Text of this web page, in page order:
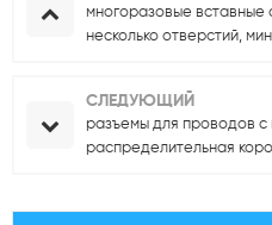
многоразовые вставные
несколько отверстий,
СЛЕДУЮЩИЙ
разъемы для проводов
распределительная